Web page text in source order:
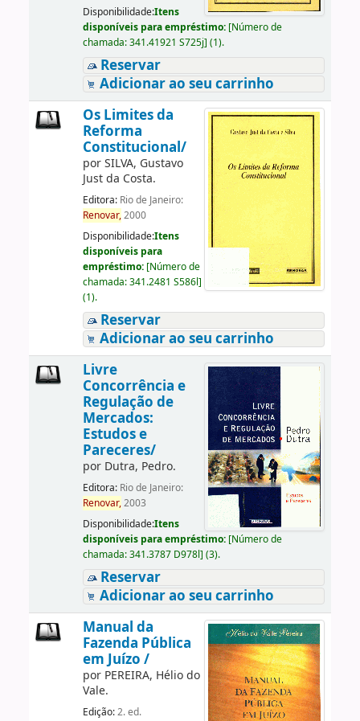
Disponibilidade:Itens
disponíveis para empréstimo: [Número de
chamada:341.41921 S725j] (1).
Reservar
Adicionar ao seu carrinho
Os Limites da
Reforma
Constitucional/
porSILVA, Gustavo
Just da Costa.
Editora: Rio de Janeiro:
Renovar,2000
Disponibilidade:Itens
disponíveis para
empréstimo: [Número de
chamada:341.2481 S586l]
(1).
Reservar
Adicionar ao seu carrinho
Livre
Concorrência e
Regulação de
Mercados:
Estudos e
Pareceres/
por Dutra, Pedro.
Editora: Rio de Janeiro:
Renovar,2003
Disponibilidade:Itens
disponíveis para empréstimo: [Número de
chamada:341.3787 D978l] (3).
Reservar
Adicionar ao seu carrinho
Manual da
Fazenda Pública
em Juízo /
por PEREIRA, Hélio do
Vale.
Edição:2. ed.